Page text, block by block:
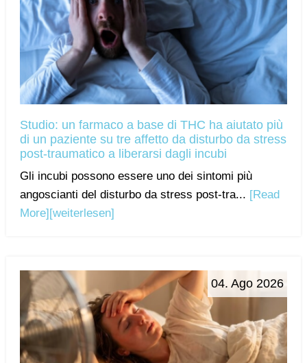
Studio: un farmaco a base di THC ha aiutato più
di un paziente su tre affetto da disturbo da stress
post-traumatico a liberarsi dagli incubi
Gli incubi possono essere uno dei sintomi più
angoscianti del disturbo da stress post-tra... [Read
More] [weiterlesen]
04. Ago 2026